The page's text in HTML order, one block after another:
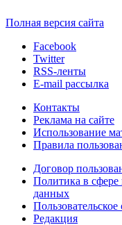
Полная версия сайта
Facebook
Twitter
RSS-ленты
E-mail рассылка
Контакты
Реклама на сайте
Использование
Правила
Договор
Политика в
данных
Редакция